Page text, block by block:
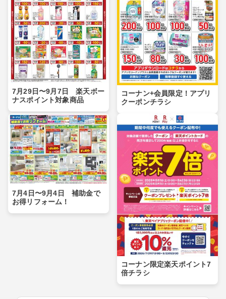
7月29日〜9月7日 楽天ボー
ナスポイント対象商品
コーナン+会員限定！アプリ
クーポンチラシ
7月4日〜9月4日 補助金で
お得リフォーム！
コーナン限定楽天ポイント7
倍チラシ